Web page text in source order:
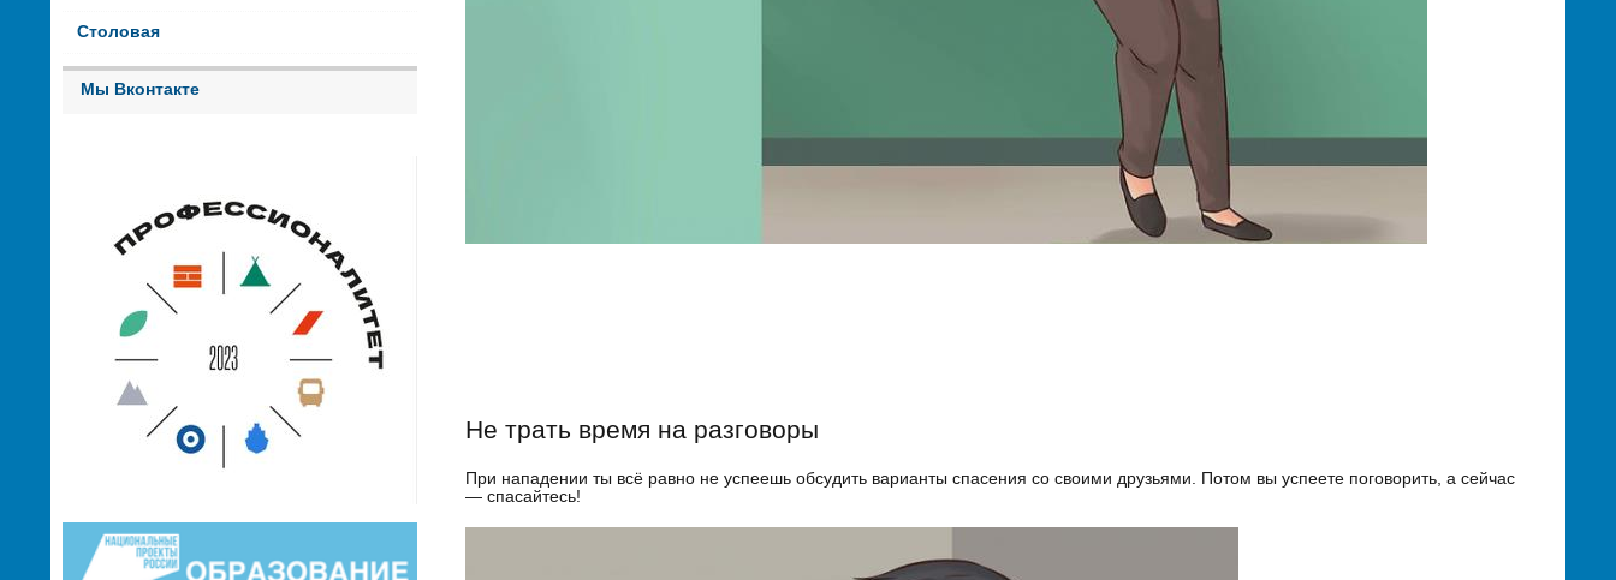
Столовая
Мы Вконтакте
Не трать время на разговоры
При нападении ты всё равно не успеешь обсудить варианты спасения со своими друзьями. Потом вы успеете поговорить, а сейчас
— спасайтесь!